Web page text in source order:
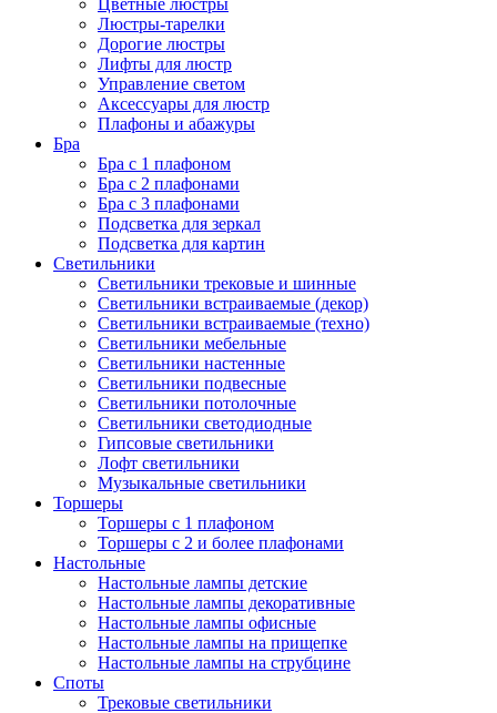
Цветные люстры
Люстры-тарелки
Дорогие люстры
Лифты для люстр
Управление светом
Аксессуары для люстр
Плафоны и абажуры
Бра
Бра с 1 плафоном
Бра с 2 плафонами
Бра с 3 плафонами
Подсветка для зеркал
Подсветка для картин
Светильники
Светильники трековые и шинные
Светильники встраиваемые (декор)
Светильники встраиваемые (техно)
Светильники мебельные
Светильники настенные
Светильники подвесные
Светильники потолочные
Светильники светодиодные
Гипсовые светильники
Лофт светильники
Музыкальные светильники
Торшеры
Торшеры с 1 плафоном
Торшеры с 2 и более плафонами
Настольные
Настольные лампы детские
Настольные лампы декоративные
Настольные лампы офисные
Настольные лампы на прищепке
Настольные лампы на струбцине
Споты
Трековые светильники